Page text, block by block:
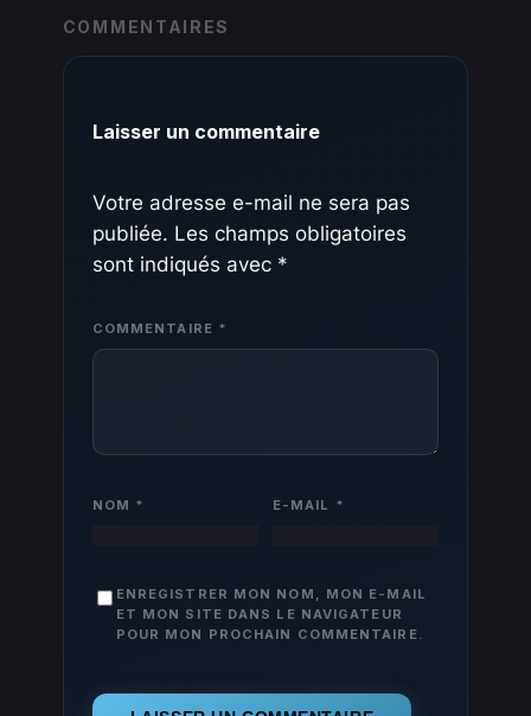
COMMENTAIRES
Laisser un commentaire
Votre adresse e-mail ne sera pas
publiée. Les champs obligatoires
sont indiqués avec *
COMMENTAIRE *
NOM * E-MAIL *
ENREGISTRER MON NOM, MON E-MAIL
ET MON SITE DANS LE NAVIGATEUR
POUR MON PROCHAIN COMMENTAIRE.